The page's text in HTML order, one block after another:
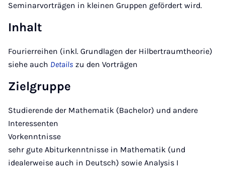
Seminarvorträgen in kleinen Gruppen gefördert wird.
Inhalt
Fourierreihen (inkl. Grundlagen der Hilbertraumtheorie)
siehe auch Details zu den Vorträgen
Zielgruppe
Studierende der Mathematik (Bachelor) und andere
Interessenten
Vorkenntnisse
sehr gute Abiturkenntnisse in Mathematik (und
idealerweise auch in Deutsch) sowie Analysis I